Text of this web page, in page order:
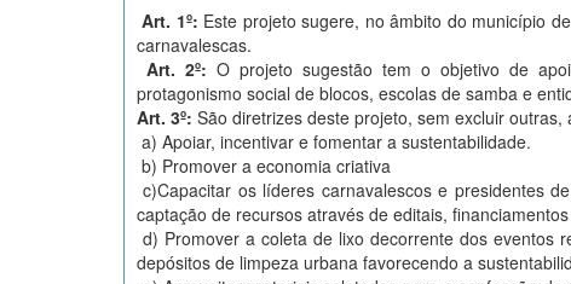
Art. 1º: Este projeto sugere, no âmbito do município
carnavalescas.
Art. 2º: O projeto sugestão tem o objetivo de
protagonismo social de blocos, escolas de samba e
Art. 3º: São diretrizes deste projeto, sem excluir
a) Apoiar, incentivar e fomentar a sustentabilidade.
b) Promover a economia criativa
c)Capacitar os líderes carnavalescos e presidentes
captação de recursos através de editais,
d) Promover a coleta de lixo decorrente dos eventos
depósitos de limpeza urbana favorecendo a